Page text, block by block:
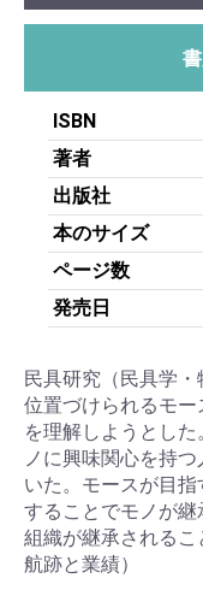
ISBN
著者
出版社
本のサイズ
ページ数
発売日
民具研究（民具学
位置づけられるモ
を理解しようとし
ノに興味関心を持
いた。モースが目
することでモノが継
組織が継承される
航跡と業績）